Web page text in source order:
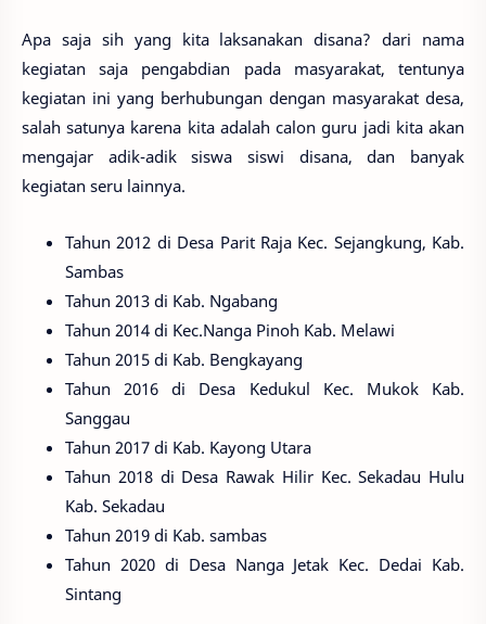
Apa saja sih yang kita laksanakan disana? dari nama
kegiatan saja pengabdian pada masyarakat, tentunya
kegiatan ini yang berhubungan dengan masyarakat desa,
salah satunya karena kita adalah calon guru jadi kita akan
mengajar adik-adik siswa siswi disana, dan banyak
kegiatan seru lainnya.
Tahun 2012 di Desa Parit Raja Kec. Sejangkung, Kab.
Sambas
Tahun 2013 di Kab. Ngabang
Tahun 2014 di Kec.Nanga Pinoh Kab. Melawi
Tahun 2015 di Kab. Bengkayang
Tahun 2016 di Desa Kedukul Kec. Mukok Kab.
Sanggau
Tahun 2017 di Kab. Kayong Utara
Tahun 2018 di Desa Rawak Hilir Kec. Sekadau Hulu
Kab. Sekadau
Tahun 2019 di Kab. sambas
Tahun 2020 di Desa Nanga Jetak Kec. Dedai Kab.
Sintang